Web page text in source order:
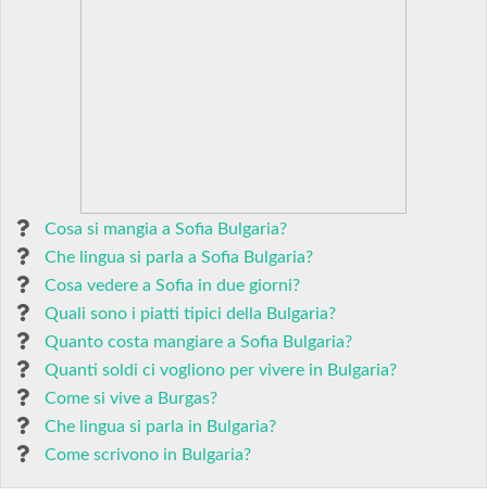
Cosa si mangia a Sofia Bulgaria?
Che lingua si parla a Sofia Bulgaria?
Cosa vedere a Sofia in due giorni?
Quali sono i piatti tipici della Bulgaria?
Quanto costa mangiare a Sofia Bulgaria?
Quanti soldi ci vogliono per vivere in Bulgaria?
Come si vive a Burgas?
Che lingua si parla in Bulgaria?
Come scrivono in Bulgaria?